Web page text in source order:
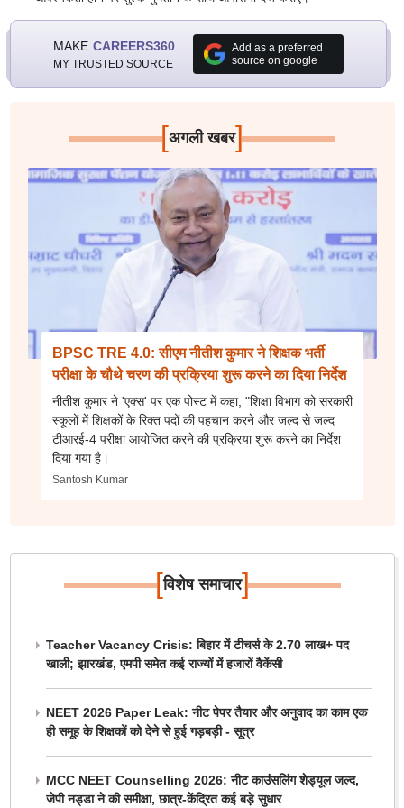
MAKE CAREERS360
MY TRUSTED SOURCE
Add as a preferred
source on google
[अगली खबर]
BPSC TRE 4.0: सीएम नीतीश कुमार ने शिक्षक भर्ती
परीक्षा के चौथे चरण की प्रक्रिया शुरू करने का दिया निर्देश
नीतीश कुमार ने 'एक्स' पर एक पोस्ट में कहा, "शिक्षा विभाग को सरकारी
स्कूलों में शिक्षकों के रिक्त पदों की पहचान करने और जल्द से जल्द
टीआरई-4 परीक्षा आयोजित करने की प्रक्रिया शुरू करने का निर्देश
दिया गया है।
Santosh Kumar
[विशेष समाचार]
Teacher Vacancy Crisis: बिहार में टीचर्स के 2.70 लाख+ पद
खाली; झारखंड, एमपी समेत कई राज्यों में हजारों वैकेंसी
NEET 2026 Paper Leak: नीट पेपर तैयार और अनुवाद का काम एक
ही समूह के शिक्षकों को देने से हुई गड़बड़ी - सूत्र
MCC NEET Counselling 2026: नीट काउंसलिंग शेड्यूल जल्द,
जेपी नड्डा ने की समीक्षा, छात्र-केंद्रित कई बड़े सुधार